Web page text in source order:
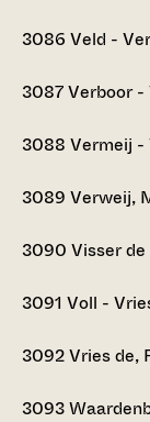
3086 Veld -
3087Verboor -
3088 Vermeij -
3089 Verweij,
3090 Visser
3091 Voll -
3092Vries de,
3093